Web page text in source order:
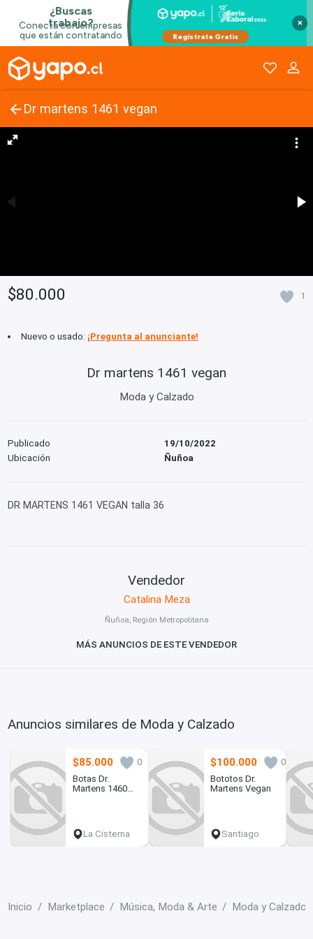
×
Dr martens 1461 vegan
$80.000 1
Nuevo o usado: ¡Pregunta al anunciante!
Dr martens 1461 vegan
Moda y Calzado
Publicado
19/10/2022
Ubicación
Ñuñoa
DR MARTENS 1461 VEGAN talla 36
Vendedor
Catalina Meza
Ñuñoa, Región Metropolitana
MÁS ANUNCIOS DE ESTE VENDEDOR
Anuncios similares de Moda y Calzado
$85.000
0
Botas Dr.
Martens 1460
La Cisterna
$100.000
0
Bototos Dr.
Martens Vegan
Santiago
Inicio Marketplace Música, Moda & Arte Moda y Calzado